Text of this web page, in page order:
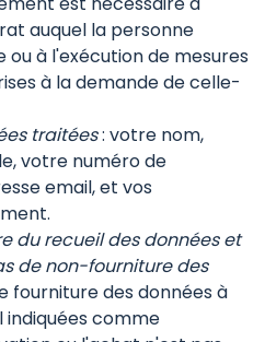
auquel la personne
à l'exécution de mesures
à la demande de celle-
traitées: votre nom,
votre numéro de
email, et vos
du recueil des données et
de non-fourniture des
fourniture des données à
comme